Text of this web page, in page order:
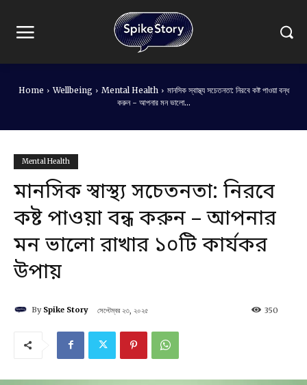
Home Wellbeing Mental Health
মানসিক স্বাস্থ্য সচেতনতা: নিরবে কষ্ট পাওয়া বন্ধ
করুন - আপনার মন ভালো...
Mental Health
মানসিক স্বাস্থ্য সচেতনতা: নিরবে
কষ্ট পাওয়া বন্ধ করুন – আপনার
মন ভালো রাখার ১০টি কার্যকর
উপায়
By Spike Story সেপ্টেম্বর ২৩, ২০২৫ 350